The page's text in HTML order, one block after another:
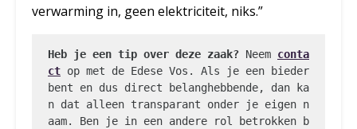
verwarming in, geen elektriciteit, niks.”
Heb je een tip over deze zaak? Neem conta
ct op met de Edese Vos. Als je een bieder
bent en dus direct belanghebbende, dan ka
n dat alleen transparant onder je eigen n
aam. Ben je in een andere rol betrokken b